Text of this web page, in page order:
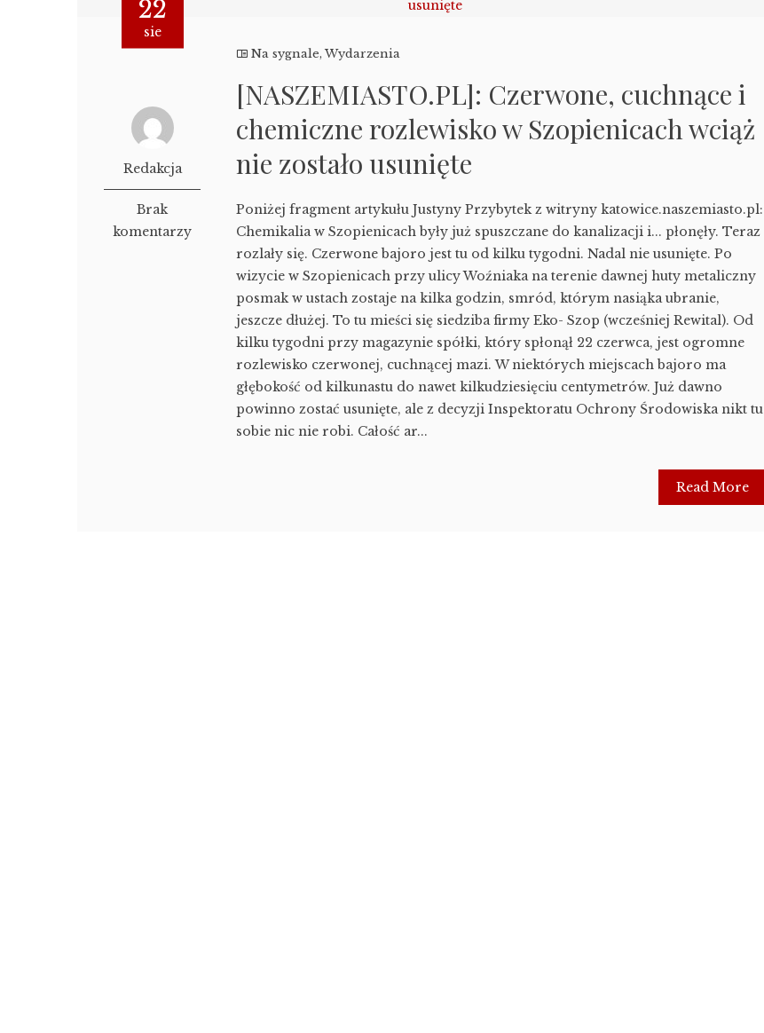
22
sie
Redakcja
Brak
komentarzy
Na sygnale,Wydarzenia
[NASZEMIASTO.PL]: Czerwone, cuchnące i
chemiczne rozlewisko w Szopienicach wciąż
nie zostało usunięte
Poniżej fragment artykułu Justyny Przybytek z witryny katowice.naszemiasto.pl:
Chemikalia w Szopienicach były już spuszczane do kanalizacji i... płonęły. Teraz
rozlały się. Czerwone bajoro jest tu od kilku tygodni. Nadal nie usunięte. Po
wizycie w Szopienicach przy ulicy Woźniaka na terenie dawnej huty metaliczny
posmak w ustach zostaje na kilka godzin, smród, którym nasiąka ubranie,
jeszcze dłużej. To tu mieści się siedziba firmy Eko- Szop (wcześniej Rewital). Od
kilku tygodni przy magazynie spółki, który spłonął 22 czerwca, jest ogromne
rozlewisko czerwonej, cuchnącej mazi. W niektórych miejscach bajoro ma
głębokość od kilkunastu do nawet kilkudziesięciu centymetrów. Już dawno
powinno zostać usunięte, ale z decyzji Inspektoratu Ochrony Środowiska nikt tu
sobie nic nie robi. Całość ar...
Read More